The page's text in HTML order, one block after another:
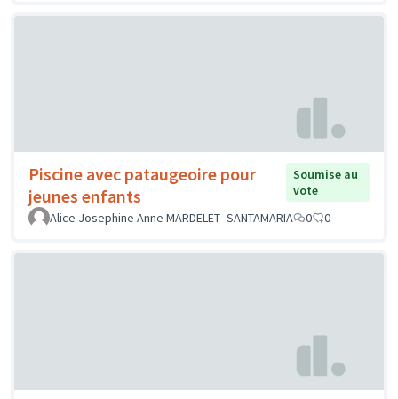
Piscine avec pataugeoire pour
jeunes enfants
Soumise au
vote
Alice Josephine Anne MARDELET--SANTAMARIA
0 0